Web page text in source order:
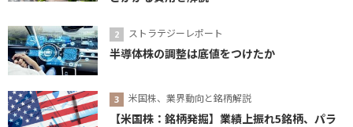
ストラテジーレポート
半導体株の調整は底値をつけたか
米国株、業界動向と銘柄解説
【米国株：銘柄発掘】業績上振れ5銘柄、パラ